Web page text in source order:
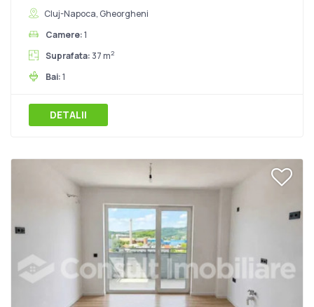
Cluj-Napoca, Gheorgheni
Camere:1
Suprafata: 37 m2
Bai:1
DETALII